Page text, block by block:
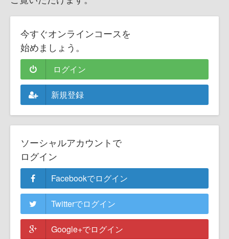
今すぐオンラインコースを
始めましょう。
ログイン
新規登録
ソーシャルアカウントで
ログイン
Facebookでログイン
Twitterでログイン
Google+でログイン